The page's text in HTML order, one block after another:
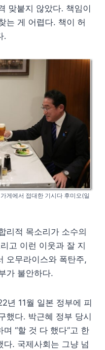
맞붙지 않았다. 책임이
는 게 어렵다. 책이 허
.
게에서 접대한 기시다 후미오(일
리적 목소리가 소수의
고 이런 이웃과 잘 지
오무라이스와 폭탄주,
가 불안하다.
년 11월 일본 정부에 피
했다. 박근혜 정부 당시
“할 것 다 했다”고 한
다. 국제사회는 그냥 넘